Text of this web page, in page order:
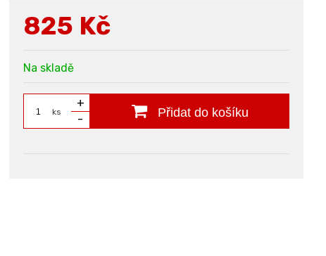
825 Kč
Na skladě
ks
+
-
Přidat do košíku